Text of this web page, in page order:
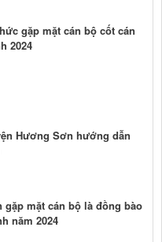
gặp mặt cán bộ cốt cán
2024
Hương Sơn hướng dẫn
gặp mặt cán bộ là đồng bào
năm 2024